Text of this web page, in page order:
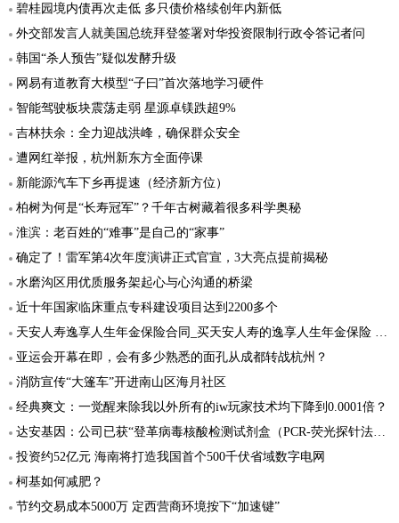
碧桂园境内债再次走低 多只债价格续创年内新低
外交部发言人就美国总统拜登签署对华投资限制行政令答记者问
韩国“杀人预告”疑似发酵升级
网易有道教育大模型“子曰”首次落地学习硬件
智能驾驶板块震荡走弱 星源卓镁跌超9%
吉林扶余：全力迎战洪峰，确保群众安全
遭网红举报，杭州新东方全面停课
新能源汽车下乡再提速（经济新方位）
柏树为何是“长寿冠军”？千年古树藏着很多科学奥秘
淮滨：老百姓的“难事”是自己的“家事”
确定了！雷军第4次年度演讲正式官宣，3大亮点提前揭秘
水磨沟区用优质服务架起心与心沟通的桥梁
近十年国家临床重点专科建设项目达到2200多个
天安人寿逸享人生年金保险合同_买天安人寿的逸享人生年金保险 有保障吗
亚运会开幕在即，会有多少熟悉的面孔从成都转战杭州？
消防宣传“大篷车”开进南山区海月社区
经典爽文：一觉醒来除我以外所有的iw玩家技术均下降到0.0001倍？
达安基因：公司已获“登革病毒核酸检测试剂盒（PCR-荧光探针法）”的医疗器械注册证
投资约52亿元 海南将打造我国首个500千伏省域数字电网
柯基如何减肥？
节约交易成本5000万 定西营商环境按下“加速键”